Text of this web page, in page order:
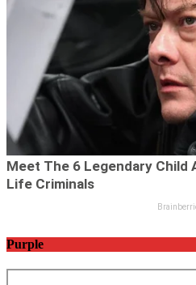
Purple